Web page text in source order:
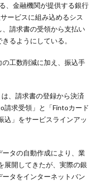
、金融機関が提供する銀行
ービスに組み込めるシス
請求書の受領から支払い
るようにしている。
工数削減に加え、振込手
、請求書の登録から決済
請求受領」と「Fintoカード
込」をサービスラインアッ
タの自動作成により、業
展開してきたが、実際の銀
タをインターネットバン